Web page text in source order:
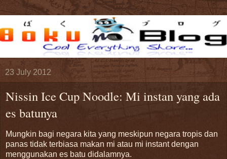
23 July 2012
Nissin Ice Cup Noodle: Mi instan yang ada
es batunya
Mungkin bagi negara kita yang meskipun negara tropis dan
panas tidak terbiasa makan mi atau mi instant dengan
menggunakan es batu didalamnya.